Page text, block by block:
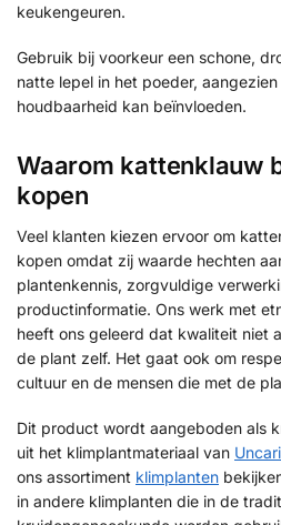
keukengeuren.
Gebruik bij voorkeur een schone,
natte lepel in het poeder,
houdbaarheid kan beïnvloeden.
Waarom kattenklauw
kopen
Veel klanten kiezen ervoor om
kopen omdat zij waarde hechten
plantenkennis, zorgvuldige
productinformatie. Ons werk met
heeft ons geleerd dat kwaliteit niet
de plant zelf. Het gaat ook om
cultuur en de mensen die met de
Dit product wordt aangeboden als
uit het klimplantmateriaal van
ons assortiment klimplanten
in andere klimplanten die in de